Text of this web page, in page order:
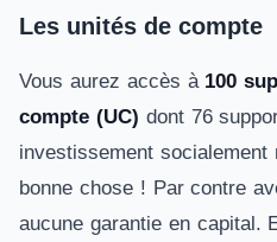
Les unités de compte
Vous aurez accès à 100
compte (UC) dont 76
investissement socialement
bonne chose ! Par contre
aucune garantie en capital.